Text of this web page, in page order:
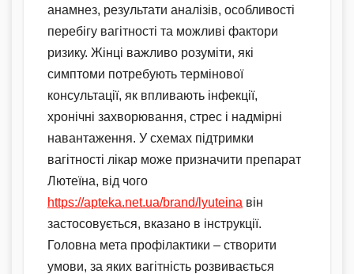
анамнез, результати аналізів, особливості
перебігу вагітності та можливі фактори
ризику. Жінці важливо розуміти, які
симптоми потребують термінової
консультації, як впливають інфекції,
хронічні захворювання, стрес і надмірні
навантаження. У схемах підтримки
вагітності лікар може призначити препарат
Лютеїна, від чого
https://apteka.net.ua/brand/lyuteina він
застосовується, вказано в інструкції.
Головна мета профілактики – створити
умови, за яких вагітність розвивається